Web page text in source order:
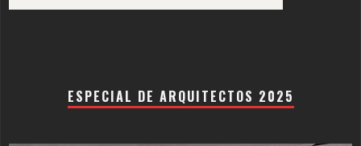
ESPECIAL DE ARQUITECTOS 2025